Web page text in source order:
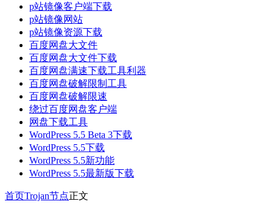
p站镜像客户端下载
p站镜像网站
p站镜像资源下载
百度网盘大文件
百度网盘大文件下载
百度网盘满速下载工具利器
百度网盘破解限制工具
百度网盘破解限速
绕过百度网盘客户端
网盘下载工具
WordPress 5.5 Beta 3下载
WordPress 5.5下载
WordPress 5.5新功能
WordPress 5.5最新版下载
首页Trojan节点正文